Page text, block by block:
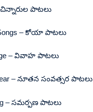
చిన్నారుల పాటలు
– కోయా పాటలు
– వివాహ పాటలు
– నూతన సంవత్సర పాటలు
– సమర్పణ పాటలు